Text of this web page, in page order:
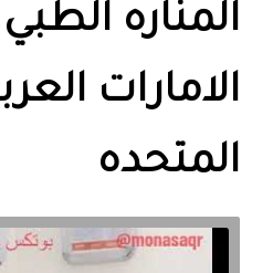
المناره
الامارات
المتحده